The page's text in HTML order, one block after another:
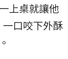
上桌就讓他
口咬下外酥